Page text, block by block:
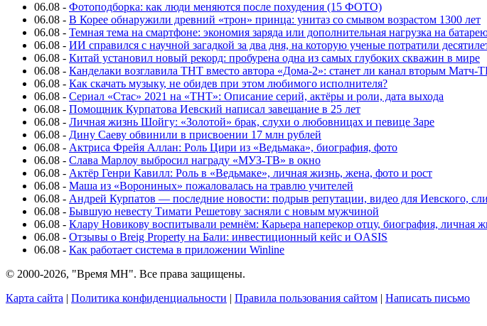
06.08 - Фотоподборка: как люди меняются после похудения (15 ФОТО)
06.08 - В Корее обнаружили древний «трон» принца: унитаз со смывом возрастом 1300 лет
06.08 - Темная тема на смартфоне: экономия заряда или дополнительная нагрузка на
06.08 - ИИ справился с научной загадкой за два дня, на которую ученые потратили
06.08 - Китай установил новый рекорд: пробурена одна из самых глубоких скважин в мире
06.08 - Канделаки возглавила ТНТ вместо автора «Дома-2»: станет ли канал вторым Матч-
06.08 - Как скачать музыку, не обидев при этом любимого исполнителя?
06.08 - Сериал «Стас» 2021 на «ТНТ»: Описание серий, актёры и роли, дата выхода
06.08 - Помощник Курпатова Иевский написал завещание в 25 лет
06.08 - Личная жизнь Шойгу: «Золотой» брак, слухи о любовницах и певице Заре
06.08 - Дину Саеву обвинили в присвоении 17 млн рублей
06.08 - Актриса Фрейя Аллан: Роль Цири из «Ведьмака», биография, фото
06.08 - Слава Марлоу выбросил награду «МУЗ-ТВ» в окно
06.08 - Актёр Генри Кавилл: Роль в «Ведьмаке», личная жизнь, жена, фото и рост
06.08 - Маша из «Ворониных» пожаловалась на травлю учителей
06.08 - Андрей Курпатов — последние новости: подрыв репутации, видео для Иевского,
06.08 - Бывшую невесту Тимати Решетову засняли с новым мужчиной
06.08 - Клару Новикову воспитывали ремнём: Карьера наперекор отцу, биография, личная
06.08 - Отзывы о Breig Property на Бали: инвестиционный кейс и OASIS
06.08 - Как работает система в приложении Winline
© 2000-2026, "Время МН". Все права защищены.
Карта сайта | Политика конфиденциальности | Правила пользования сайтом | Написать письмо